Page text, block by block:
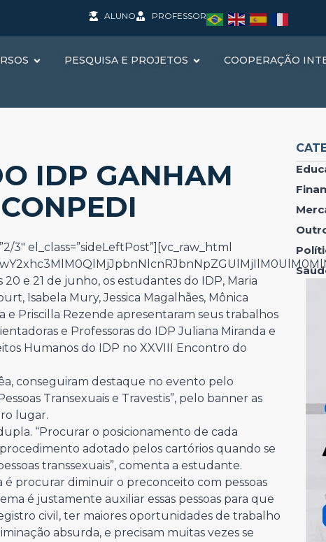
ALUNO PROFESSOR
PESQUISA E PROJETOS COOPERAÇÃO
IDP GANHAM
3″ el_class=”sideLeftPost”][vc_raw_html
20 e 21 de junho, os estudantes do IDP, Maria
Isabela Mury, Jessica Magalhães, Mônica
e Priscilla Rezende apresentaram seus trabalhos
e Professoras do IDP Juliana Miranda e
Humanos do IDP no XXVIII Encontro do
conseguiram destaque no evento pelo
Transexuais e Travestis”, pelo banner as
lugar.
“Procurar o posicionamento de cada
adotado pelos cartórios quando se
transsexuais”, comenta a estudante.
procurar diminuir o preconceito com pessoas
é justamente auxiliar essas pessoas para que
civil, ter maiores oportunidades de trabalho
absurda, e precisam muitas vezes se